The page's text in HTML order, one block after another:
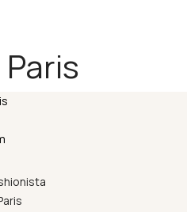
période.